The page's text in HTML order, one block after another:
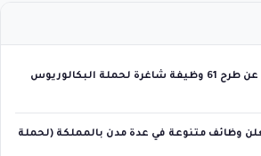
شركة نيوم تعلن عن طرح 61 وظيفة شاغرة لحملة البكالوريوس
وظائف متنوعة في عدة مدن بالمملكة (لحملة